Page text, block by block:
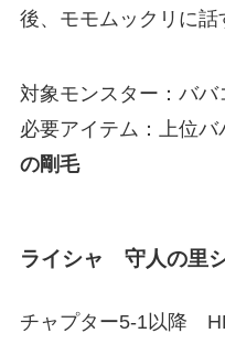
後、モモムックリに話
対象モンスター：バ
必要アイテム：上位
の剛毛
ライシャ 守人の里
チャプター5-1以降